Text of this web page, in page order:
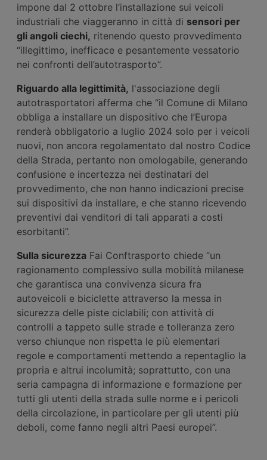
impone dal 2 ottobre l’installazione sui veicoli
industriali che viaggeranno in città di sensori per
gli angoli ciechi, ritenendo questo provvedimento
“illegittimo, inefficace e pesantemente vessatorio
nei confronti dell’autotrasporto”.
Riguardo alla legittimità, l'associazione degli
autotrasportatori afferma che “il Comune di Milano
obbliga a installare un dispositivo che l’Europa
renderà obbligatorio a luglio 2024 solo per i veicoli
nuovi, non ancora regolamentato dal nostro Codice
della Strada, pertanto non omologabile, generando
confusione e incertezza nei destinatari del
provvedimento, che non hanno indicazioni precise
sui dispositivi da installare, e che stanno ricevendo
preventivi dai venditori di tali apparati a costi
esorbitanti”.
Sulla sicurezza Fai Conftrasporto chiede “un
ragionamento complessivo sulla mobilità milanese
che garantisca una convivenza sicura fra
autoveicoli e biciclette attraverso la messa in
sicurezza delle piste ciclabili; con attività di
controlli a tappeto sulle strade e tolleranza zero
verso chiunque non rispetta le più elementari
regole e comportamenti mettendo a repentaglio la
propria e altrui incolumità; soprattutto, con una
seria campagna di informazione e formazione per
tutti gli utenti della strada sulle norme e i pericoli
della circolazione, in particolare per gli utenti più
deboli, come fanno negli altri Paesi europei”.